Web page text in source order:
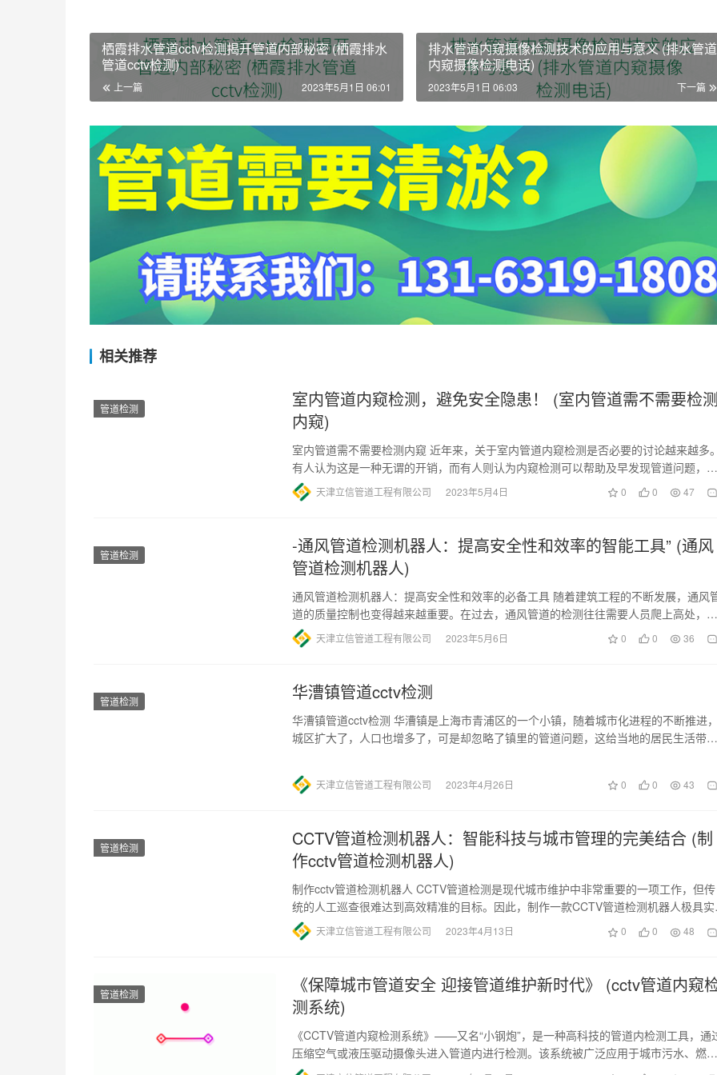
栖霞排水管道cctv检测揭开管道内部秘密 (栖霞排水
管道cctv检测)
上一篇 2023年5月1日 06:01
排水管道内窥摄像检测技术的应用与意义 (排水管道
内窥摄像检测电话)
下一篇
2023年5月1日 06:03
相关推荐
管道检测
室内管道内窥检测，避免安全隐患！ (室内管道需不需要检测
内窥)
室内管道需不需要检测内窥 近年来，关于室内管道内窥检测是否必要的讨论越来越多。
有人认为这是一种无谓的开销，而有人则认为内窥检测可以帮助及早发现管道问题，避
免因疏忽而带来的安全隐患。…
天津立信管道工程有限公司 2023年5月4日 0 0 47
管道检测
-通风管道检测机器人：提高安全性和效率的智能工具” (通风
管道检测机器人)
通风管道检测机器人：提高安全性和效率的必备工具 随着建筑工程的不断发展，通风
道的质量控制也变得越来越重要。在过去，通风管道的检测往往需要人员爬上高处，进
行视觉检查和手动测试。这种…
天津立信管道工程有限公司 2023年5月6日 0 0 36
管道检测 华漕镇管道cctv检测
华漕镇管道cctv检测 华漕镇是上海市青浦区的一个小镇，随着城市化进程的不断推进，
城区扩大了，人口也增多了，可是却忽略了镇里的管道问题，这给当地的居民生活带来
天津立信管道工程有限公司 2023年4月26日 0 0 43
管道检测
CCTV管道检测机器人：智能科技与城市管理的完美结合 (制
作cctv管道检测机器人)
制作cctv管道检测机器人 CCTV管道检测是现代城市维护中非常重要的一项工作，但传
统的人工巡查很难达到高效精准的目标。因此，制作一款CCTV管道检测机器人极具实
意义。 首先，机…
天津立信管道工程有限公司 2023年4月13日 0 0 48
管道检测
《保障城市管道安全 迎接管道维护新时代》 (cctv管道内窥
测系统)
《CCTV管道内窥检测系统》——又名“小钢炮”，是一种高科技的管道内检测工具，通
压缩空气或液压驱动摄像头进入管道内进行检测。该系统被广泛应用于城市污水、燃
气、石油、化工等管道的安…